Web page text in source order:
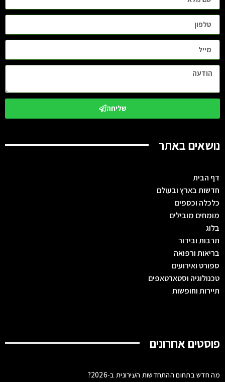
שליחה
נושאים באתר
דף הבית
חדשות בארץ ובעולם
כלכלה וכספים
מומחים מובילים
בלוג
תרבות ובידור
בריאות ורפואה
ספורט ואירועים
טכנולוגיה וסטארטאפים
תיירות וחופשות
פוסטים אחרונים
מה חדש בתחום ההתחדשות העירונית ב-2026?